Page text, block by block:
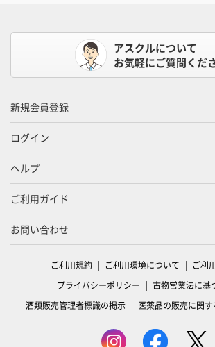
アスクルについて
お気軽にご質問くだ
新規会員登録
ログイン
ヘルプ
ご利用ガイド
お問い合わせ
ご利用規約 ご利用環境について
ご利
プライバシーポリシー
古物営業法に基
酒類販売管理者標識の掲示
医薬品の販売に関